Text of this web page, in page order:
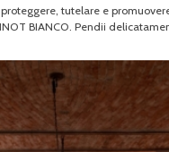
tutelare e
BIANCO. Pendii